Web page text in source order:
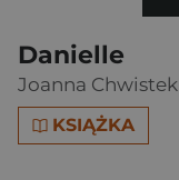
Danielle
Joanna Chwistek
KSIĄŻKA